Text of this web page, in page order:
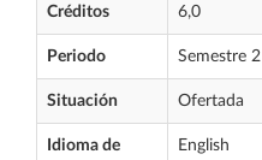
Créditos 6,0
Periodo Semestre 2
Situación Ofertada
Idioma de
English